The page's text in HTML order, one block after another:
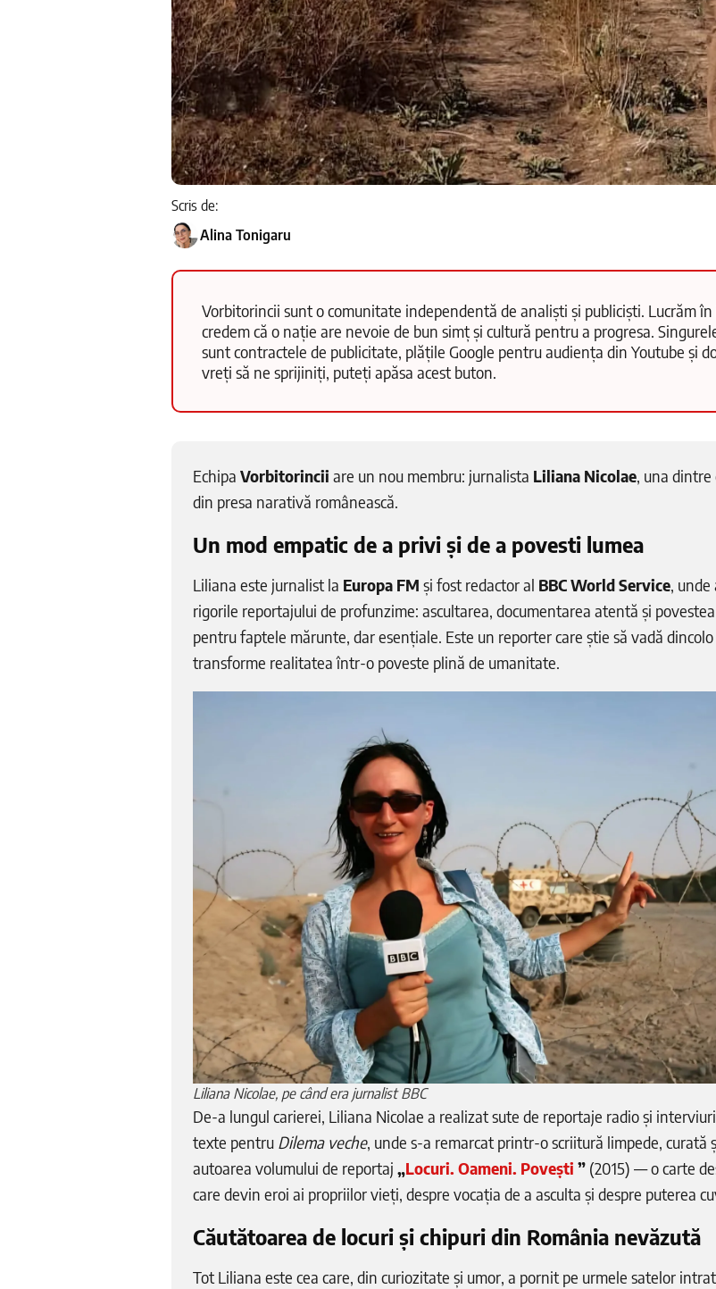
Scris de:
Alina Tonigaru
Vorbitorincii sunt o comunitate independentă de analiști și publiciști. Lucrăm în
credem că o nație are nevoie de bun simț și cultură pentru a progresa.
sunt contractele de publicitate, plățile Google pentru audiența din Youtube și
vreți să ne sprijiniți, puteți apăsa acest buton.
Echipa Vorbitorincii are un nou membru: jurnalista Liliana Nicolae, una dintre
din presa narativă românească.
Un mod empatic de a privi și de a povesti lumea
Liliana este jurnalist la Europa FM și fost redactor al BBC World Service,
rigorile reportajului de profunzime: ascultarea, documentarea atentă și
pentru faptele mărunte, dar esențiale. Este un reporter care știe să vadă
transforme realitatea într-o poveste plină de umanitate.
Liliana Nicolae, pe când era jurnalist BBC
De-a lungul carierei, Liliana Nicolae a realizat sute de reportaje radio și
texte pentru Dilema veche, unde s-a remarcat printr-o scriitură limpede, curată
autoarea volumului de reportaj „Locuri. Oameni. Povești ” (2015) — o carte
care devin eroi ai propriilor vieți, despre vocația de a asculta și despre puterea
Căutătoarea de locuri și chipuri din România nevăzută
Tot Liliana este cea care, din curiozitate și umor, a pornit pe urmele satelor